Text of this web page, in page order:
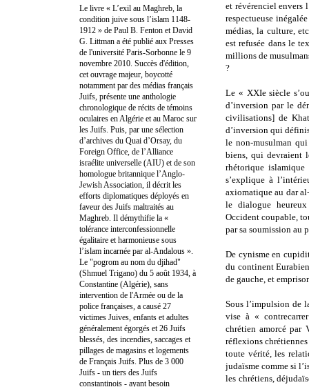
et révérenciel envers
respectueuse
médias, la culture,
est refusée dans le
millions de
?
Le « XXIe siècle
d’inversion par le
civilisations] de
d’inversion qui
le non-musulman
biens, qui devraient
rhétorique
s’explique à
axiomatique au dar
le dialogue
Occident coupable,
par sa soumission au
De cynisme en
du continent
de gauche, et
Sous l’impulsion de
vise à «
chrétien amorcé par
réflexions
toute vérité, les
judaïsme comme si
les chrétiens,
Le livre « L’exil au Maghreb, la
condition juive sous l’islam 1148-
1912 » de Paul B. Fenton et David
G. Littman a été publié aux Presses
de l'université Paris-Sorbonne le 9
novembre 2010. Succès d'édition,
cet ouvrage majeur, boycotté
notamment par des médias français
Juifs, présente une anthologie
chronologique de récits de témoins
oculaires en Algérie et au Maroc sur
les Juifs. Puis, par une sélection
d’archives du Quai d’Orsay, du
Foreign Office, de l’Alliance
israélite universelle (AIU) et de son
homologue britannique l’Anglo-
Jewish Association, il décrit les
efforts diplomatiques déployés en
faveur des Juifs maltraités au
Maghreb. Il démythifie la «
tolérance interconfessionnelle
égalitaire et harmonieuse sous
l’islam incarnée par al-Andalous ».
Le "pogrom au nom du djihad"
(Shmuel Trigano) du 5 août 1934, à
Constantine (Algérie), sans
intervention de l'Armée ou de la
police françaises, a causé 27
victimes Juives, enfants et adultes
généralement égorgés et 26 Juifs
blessés, des incendies, saccages et
pillages de magasins et logements
de Français Juifs. Plus de 3 000
Juifs - un tiers des Juifs
constantinois - ayant besoin